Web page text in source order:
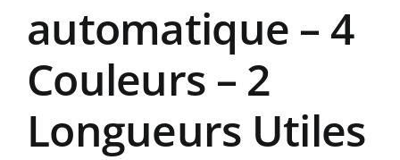
automatique – 4
Couleurs – 2
Longueurs Utiles